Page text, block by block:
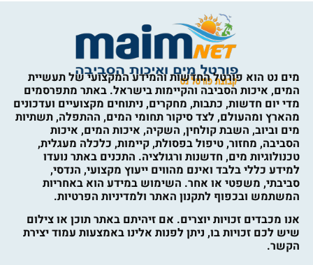
מים נט הוא פורטל החדשות והמידע המקצועי של תעשיית
המים, איכות הסביבה והקיימות בישראל. באתר מתפרסמים
מדי יום חדשות, כתבות, מחקרים, ניתוחים מקצועיים ועדכונים
מהארץ ומהעולם, לצד סיקור תחומי המים, ההתפלה, תשתיות
מים וביוב, השבת קולחין, השקיה, איכות המים, איכות
הסביבה, מחזור, טיפול בפסולת, קיימות, כלכלה מעגלית,
טכנולוגיות מים, חדשנות ורגולציה. התכנים באתר נועדו
למידע כללי בלבד ואינם מהווים ייעוץ מקצועי, הנדסי,
סביבתי, משפטי או אחר. השימוש במידע הוא באחריות
המשתמש ובכפוף לתקנון האתר ולמדיניות הפרטיות.
אנו מכבדים זכויות יוצרים. אם זיהיתם באתר תוכן או צילום
שיש לכם זכויות בו, ניתן לפנות אלינו באמצעות עמוד יצירת
הקשר.